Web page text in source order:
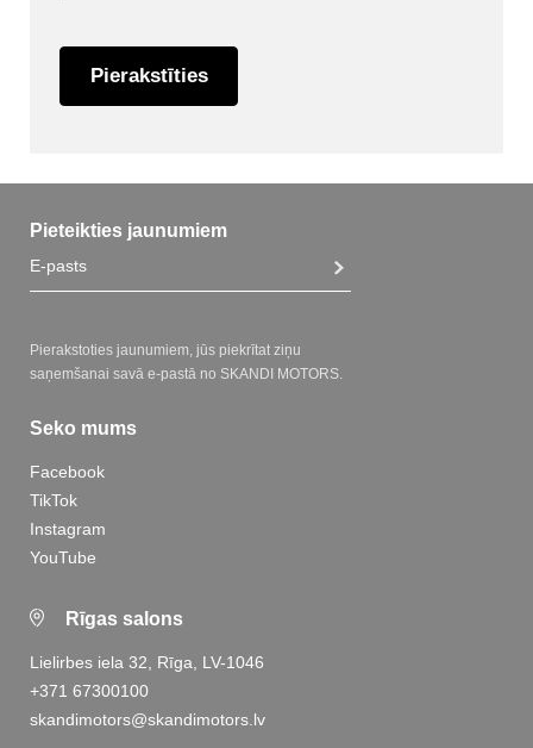
Pierakstīties
Pieteikties jaunumiem
Pierakstoties jaunumiem, jūs piekrītat ziņu
saņemšanai savā e-pastā no SKANDI MOTORS.
Seko mums
Facebook
TikTok
Instagram
YouTube
Rīgas salons
Lielirbes iela 32, Rīga, LV-1046
+371 67300100
skandimotors@skandimotors.lv